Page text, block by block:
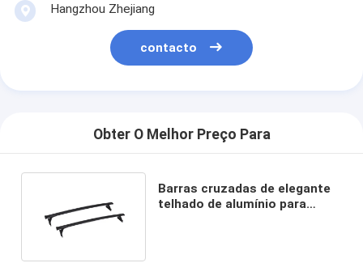
Hangzhou Zhejiang
contacto
Obter O Melhor Preço Para
Barras cruzadas de elegante
telhado de alumínio para